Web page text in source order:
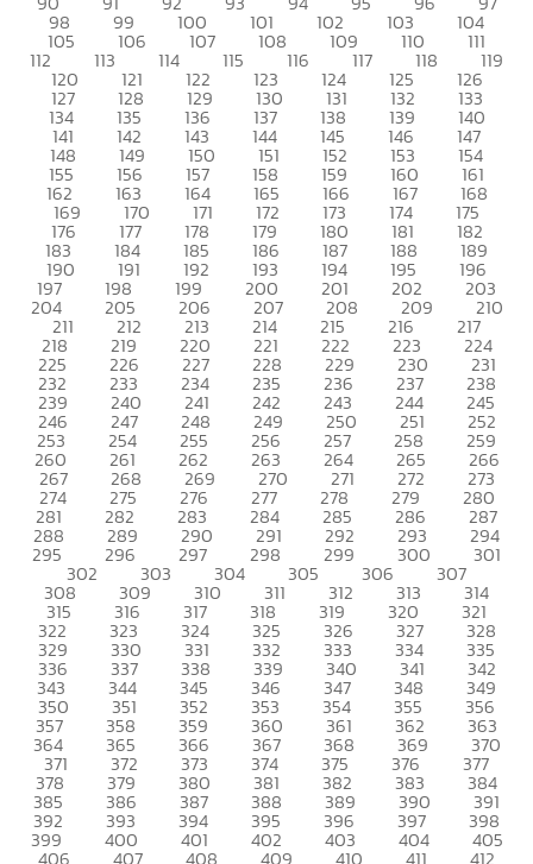
98 99 100 101 102 103 104
105 106 107 108 109 110 111
112 113 114 115 116 117 118 119
120 121 122 123 124 125 126
127 128 129 130 131 132 133
134 135 136 137 138 139 140
141 142 143 144 145 146 147
148 149 150 151 152 153 154
155 156 157 158 159 160 161
162 163 164 165 166 167 168
169 170 171 172 173 174 175
176 177 178 179 180 181 182
183 184 185 186 187 188 189
190 191 192 193 194 195 196
197 198 199 200 201 202 203
204 205 206 207 208 209 210
211 212 213 214 215 216 217
218 219 220 221 222 223 224
225 226 227 228 229 230 231
232 233 234 235 236 237 238
239 240 241 242 243 244 245
246 247 248 249 250 251 252
253 254 255 256 257 258 259
260 261 262 263 264 265 266
267 268 269 270 271 272 273
274 275 276 277 278 279 280
281 282 283 284 285 286 287
288 289 290 291 292 293 294
295 296 297 298 299 300 301
302 303 304 305 306 307
308 309 310 311 312 313 314
315 316 317 318 319 320 321
322 323 324 325 326 327 328
329 330 331 332 333 334 335
336 337 338 339 340 341 342
343 344 345 346 347 348 349
350 351 352 353 354 355 356
357 358 359 360 361 362 363
364 365 366 367 368 369 370
371 372 373 374 375 376 377
378 379 380 381 382 383 384
385 386 387 388 389 390 391
392 393 394 395 396 397 398
399 400 401 402 403 404 405
406 407 408 409 410 411 412